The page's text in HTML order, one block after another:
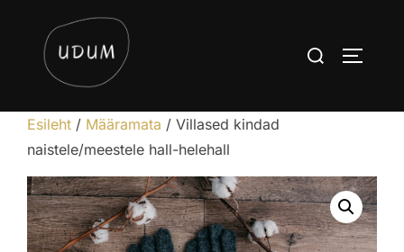
content
Search
Esileht / Määramata / Villased kindad
naistele/meestele hall-helehall